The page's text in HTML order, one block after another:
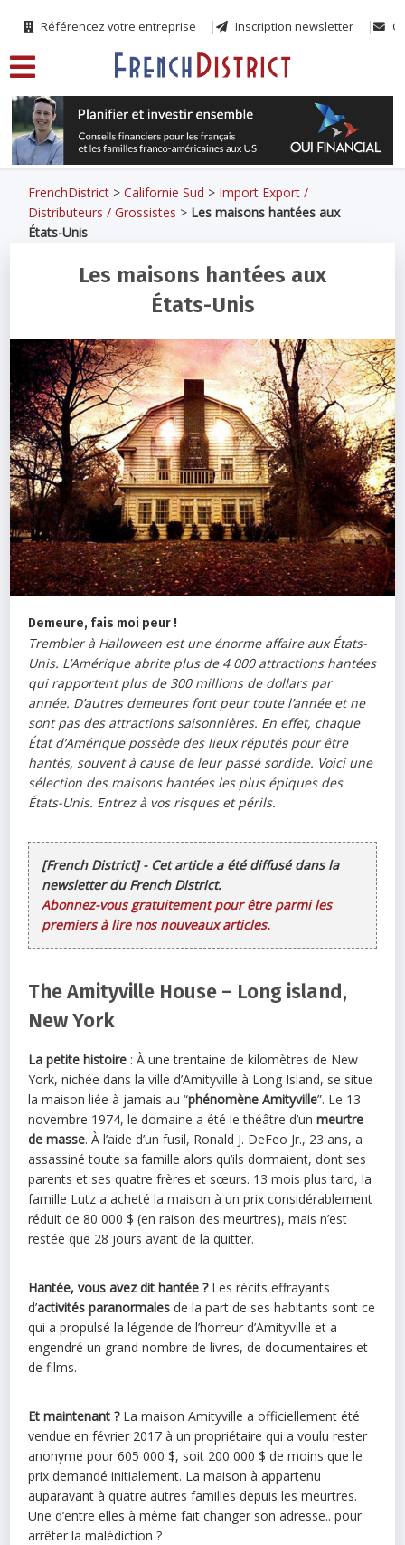
Référencez votre entreprise Inscription newsletter
FrenchDistrict >Californie Sud > Import Export /
Distributeurs / Grossistes > Les maisons hantées aux
États-Unis
Les maisons hantées aux
États-Unis
Demeure, fais moi peur !
Trembler à Halloween est une énorme affaire aux États-
Unis. L’Amérique abrite plus de 4 000 attractions hantées
qui rapportent plus de 300 millions de dollars par
année. D’autres demeures font peur toute l’année et ne
sont pas des attractions saisonnières. En effet, chaque
État d’Amérique possède des lieux réputés pour être
hantés, souvent à cause de leur passé sordide. Voici une
sélection des maisons hantées les plus épiques des
États-Unis. Entrez à vos risques et périls.
[French District] - Cet article a été diffusé dans la
newsletter du French District.
Abonnez-vous gratuitement pour être parmi les
premiers à lire nos nouveaux articles.
The Amityville House – Long island,
New York
La petite histoire : À une trentaine de kilomètres de New
York, nichée dans la ville d’Amityville à Long Island, se situe
lamaison liée à jamais au “phénomène Amityville”. Le 13
novembre 1974, le domaine a été le théâtre d’unmeurtre
de masse. À l’aide d’un fusil, Ronald J. DeFeo Jr., 23 ans, a
assassiné toute sa famille alors qu’ils dormaient, dont ses
parents et ses quatre frères et sœurs. 13 mois plus tard, la
famille Lutz a acheté lamaison à un prix considérablement
réduit de 80 000 $ (en raison des meurtres), mais n’est
restée que 28 jours avant de la quitter.
Hantée, vous avez dithantée ?Les récits effrayants
d’activités paranormales de la part de ses habitants sont ce
qui a propulsé la légende de l’horreur d’Amityville et a
engendré un grand nombre de livres, de documentaires et
de films.
Et maintenant ?Lamaison Amityville a officiellement été
vendue en février 2017 à un propriétaire qui a voulu rester
anonyme pour 605 000 $, soit 200 000 $ de moins que le
prix demandé initialement. Lamaison à appartenu
auparavant à quatre autres familles depuis les meurtres.
Une d’entre elles à même fait changer son adresse.. pour
arrêter la malédiction ?